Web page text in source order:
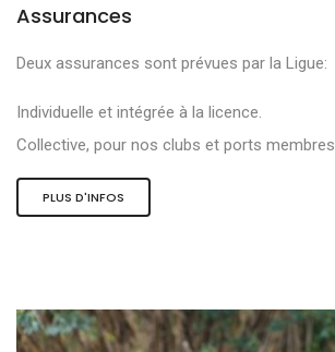
Assurances
Deux assurances sont prévues par la Ligue:
Individuelle et intégrée à la licence.
Collective, pour nos clubs et ports membres.
PLUS D'INFOS